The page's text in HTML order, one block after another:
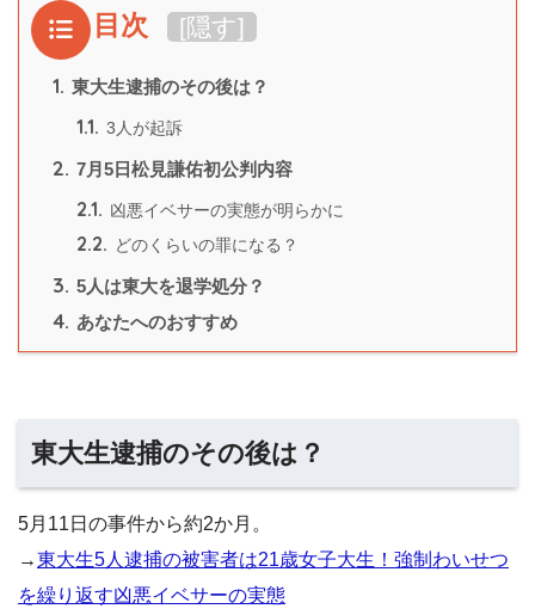
目次 [隠す]
1. 東大生逮捕のその後は？
1.1. 3人が起訴
2. 7月5日松見謙佑初公判内容
2.1. 凶悪イベサーの実態が明らかに
2.2. どのくらいの罪になる？
3. 5人は東大を退学処分？
4. あなたへのおすすめ
東大生逮捕のその後は？
5月11日の事件から約2か月。
→東大生5人逮捕の被害者は21歳女子大生！強制わいせつ
を繰り返す凶悪イベサーの実態